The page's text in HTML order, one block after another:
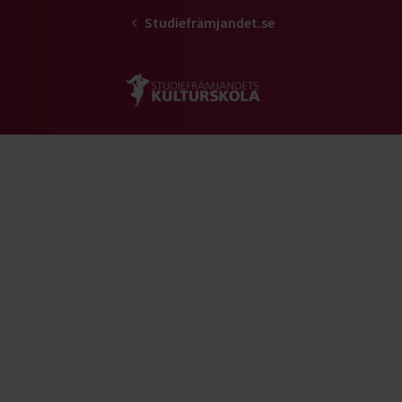
Studiefrämjandet.se
Gå till studiefrämjandets